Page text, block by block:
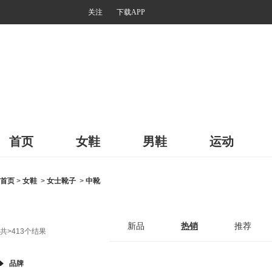
关注 下载APP
首页 女鞋 男鞋 运动
首页 > 女鞋 > 女士靴子 > 中靴
共>413个结果
品牌
新品 热销 推荐